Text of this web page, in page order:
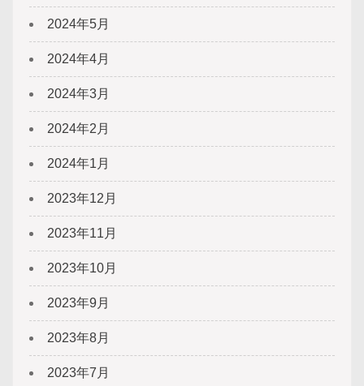
2024年5月
2024年4月
2024年3月
2024年2月
2024年1月
2023年12月
2023年11月
2023年10月
2023年9月
2023年8月
2023年7月